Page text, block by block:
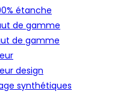
étanche
de gamme
de gamme
design
synthétiques